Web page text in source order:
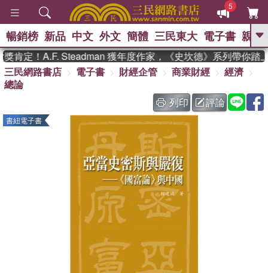
5
GO
熱搜： 東野圭吾 、 高希均教授回憶錄
史是一群喵 、 暑期推薦 、 國際布克
獎 臺灣漫遊錄 、 方念華 、 台灣的李
登輝時代 、 數學女孩：黎曼猜想
偉大的迷走神經
暢銷榜 新品 中文 外文 簡體 三民東大 電子書 親子
定！A.F. Steadman 獲年度作家，《史坎德》系列帶你踏上
三民網路書店
電子書 財經企管 商業財經
經濟
總論
列印
評論
書紐電子書